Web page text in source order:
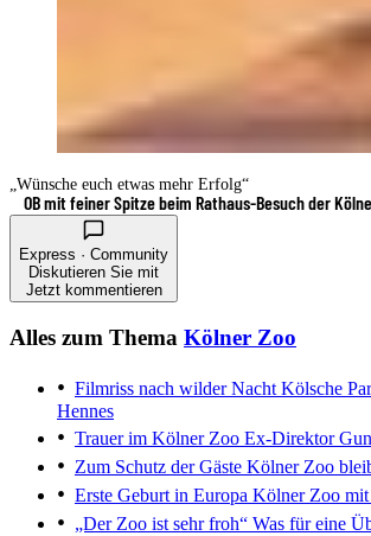
„Wünsche euch etwas mehr Erfolg“
OB mit feiner Spitze beim Rathaus-Besuch der
Express · Community
Diskutieren Sie mit
Jetzt kommentieren
Alles zum Thema Kölner Zoo
Filmriss nach wilder Nacht Kölsche
Hennes
Trauer im Kölner Zoo Ex-Direktor
Zum Schutz der Gäste Kölner Zoo
Erste Geburt in Europa Kölner Zoo mit
„Der Zoo ist sehr froh“ Was für eine